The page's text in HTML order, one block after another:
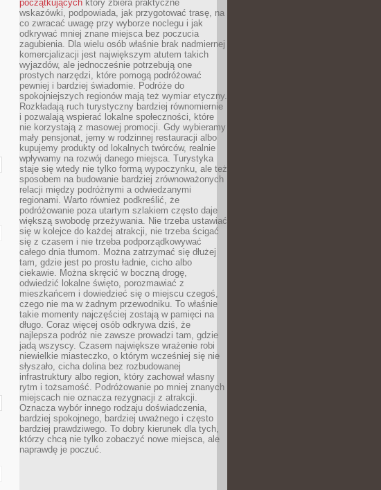
początkujących który zbiera praktyczne
wskazówki, podpowiada, jak przygotować trasę, na
co zwracać uwagę przy wyborze noclegu i jak
odkrywać mniej znane miejsca bez poczucia
zagubienia. Dla wielu osób właśnie brak nadmiernej
komercjalizacji jest największym atutem takich
wyjazdów, ale jednocześnie potrzebują one
prostych narzędzi, które pomogą podróżować
pewniej i bardziej świadomie. Podróże do
spokojniejszych regionów mają też wymiar etyczny.
Rozkładają ruch turystyczny bardziej równomiernie
i pozwalają wspierać lokalne społeczności, które
nie korzystają z masowej promocji. Gdy wybieramy
mały pensjonat, jemy w rodzinnej restauracji albo
kupujemy produkty od lokalnych twórców, realnie
wpływamy na rozwój danego miejsca. Turystyka
staje się wtedy nie tylko formą wypoczynku, ale też
sposobem na budowanie bardziej zrównoważonych
relacji między podróżnymi a odwiedzanymi
regionami. Warto również podkreślić, że
podróżowanie poza utartym szlakiem często daje
większą swobodę przeżywania. Nie trzeba ustawiać
się w kolejce do każdej atrakcji, nie trzeba ścigać
się z czasem i nie trzeba podporządkowywać
całego dnia tłumom. Można zatrzymać się dłużej
tam, gdzie jest po prostu ładnie, cicho albo
ciekawie. Można skręcić w boczną drogę,
odwiedzić lokalne święto, porozmawiać z
mieszkańcem i dowiedzieć się o miejscu czegoś,
czego nie ma w żadnym przewodniku. To właśnie
takie momenty najczęściej zostają w pamięci na
długo. Coraz więcej osób odkrywa dziś, że
najlepsza podróż nie zawsze prowadzi tam, gdzie
jadą wszyscy. Czasem największe wrażenie robi
niewielkie miasteczko, o którym wcześniej się nie
słyszało, cicha dolina bez rozbudowanej
infrastruktury albo region, który zachował własny
rytm i tożsamość. Podróżowanie po mniej znanych
miejscach nie oznacza rezygnacji z atrakcji.
Oznacza wybór innego rodzaju doświadczenia,
bardziej spokojnego, bardziej uważnego i często
bardziej prawdziwego. To dobry kierunek dla tych,
którzy chcą nie tylko zobaczyć nowe miejsca, ale
naprawdę je poczuć.